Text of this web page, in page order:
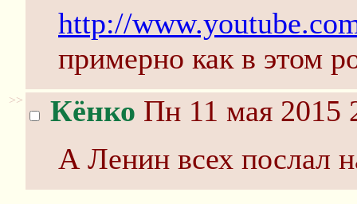
http://
примерно как в этом
>> Кёнко Пн 11 мая 2015
А Ленин всех послал